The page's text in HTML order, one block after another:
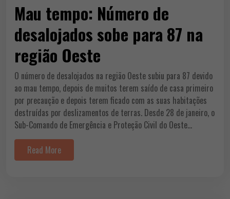
Mau tempo: Número de
desalojados sobe para 87 na
região Oeste
O número de desalojados na região Oeste subiu para 87 devido
ao mau tempo, depois de muitos terem saído de casa primeiro
por precaução e depois terem ficado com as suas habitações
destruídas por deslizamentos de terras. Desde 28 de janeiro, o
Sub-Comando de Emergência e Proteção Civil do Oeste…
Read More